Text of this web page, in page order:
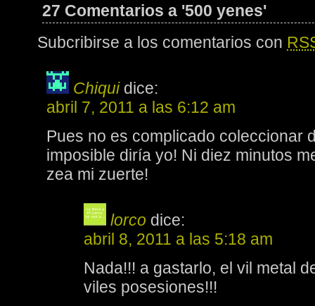
27 Comentarios a '500 yenes'
Subcribirse a los comentarios con
Chiqui dice:
abril 7, 2011 a las 6:12 am
Pues no es complicado coleccionar
imposible diría yo! Ni diez minutos
zea mi zuerte!
lorco dice:
abril 8, 2011 a las 5:18 am
Nada!!! a gastarlo, el vil metal
viles posesiones!!!